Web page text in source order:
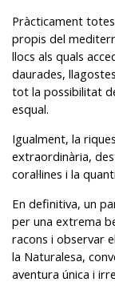
Pràcticament
propis del
llocs als quals
daurades,
tot la possibilitat
esqual.
Igualment, la
extraordinària,
coral·lines i la
En definitiva, un
per una extrema
racons i observar
la Naturalesa,
aventura única i
Modificar